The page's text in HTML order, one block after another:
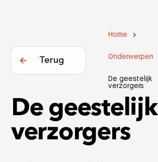
Home
Onderwerpen
De geestelijk
verzorgers
Terug
De geestelijk
verzorgers